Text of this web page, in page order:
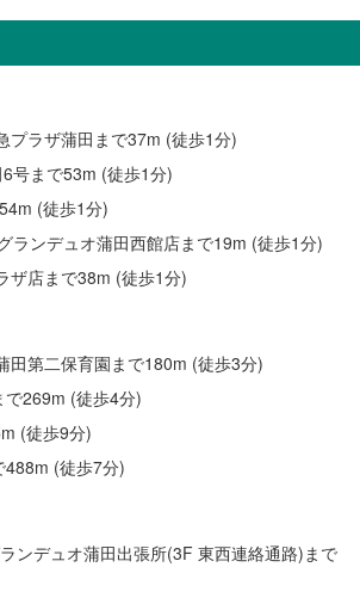
プラザ蒲田まで37m (徒歩1分)
号まで53m (徒歩1分)
(徒歩1分)
ランデュオ蒲田西館店まで19m (徒歩1分)
ザ店まで38m (徒歩1分)
田第二保育園まで180m (徒歩3分)
で269m (徒歩4分)
(徒歩9分)
488m (徒歩7分)
ンデュオ蒲田出張所(3F 東西連絡通路)まで